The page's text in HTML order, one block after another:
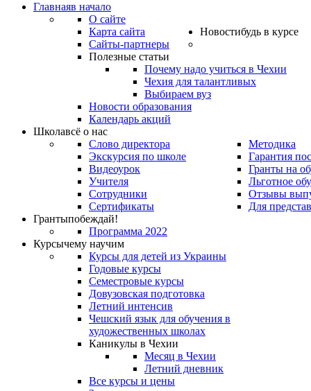
Главнаяв начало
О сайте
Карта сайта
Сайты-партнеры
Новостибудь в курсе
Полезные статьи
Почему надо учиться в Чехии
Чехия для талантливых
Выбираем вуз
Новости образования
Календарь акций
Школавсё о нас
Слово директора
Экскурсия по школе
Видеоурок
Учителя
Сотрудники
Сертификаты
Методика
Гарантия
Гранты на
Льготное
Отзывы
Для
Грантыпобеждай!
Программа 2022
Курсычему научим
Курсы для детей из Украины
Годовые курсы
Семестровые курсы
Довузовская подготовка
Летний интенсив
Чешский язык для обучения в
художественных школах
Каникулы в Чехии
Месяц в Чехии
Летний дневник
Все курсы и цены